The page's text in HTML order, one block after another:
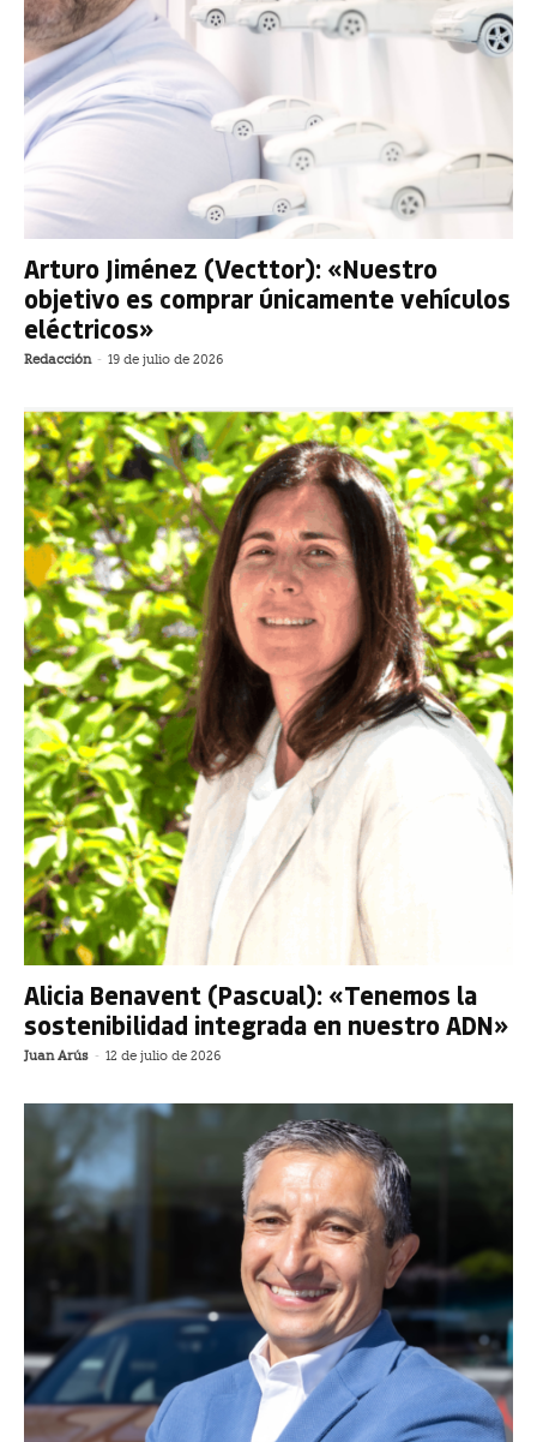
Arturo Jiménez (Vecttor): «Nuestro
objetivo es comprar únicamente vehículos
eléctricos»
Redacción - 19 de julio de 2026
Alicia Benavent (Pascual): «Tenemos la
sostenibilidad integrada en nuestro ADN»
Juan Arús - 12 de julio de 2026